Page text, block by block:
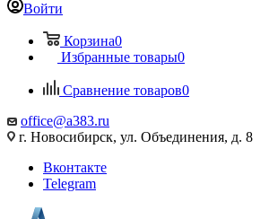
Войти
Корзина0
Избранные товары0
Сравнение товаров0
office@a383.ru
г. Новосибирск, ул. Объединения, д. 8
Вконтакте
Telegram